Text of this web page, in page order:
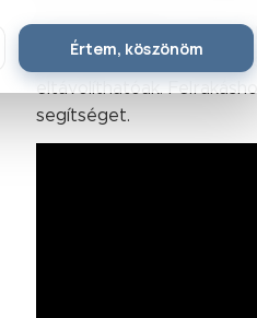
Tapasztalataink szerint
maradnak.
eltávolíthatóak.
segítséget.
Értem, köszönöm